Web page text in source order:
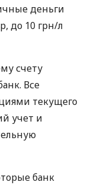
деньги
до 10 грн/л
счету
Все
текущего
учет и
банк